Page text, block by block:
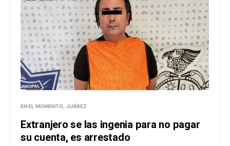
EN EL MOMENTO JUÁREZ
Extranjero se las ingenia para no pagar
su cuenta, es arrestado